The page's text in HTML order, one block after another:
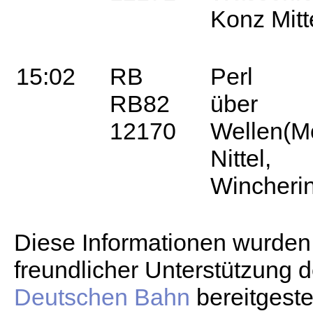
Konz
15:02
RB
RB82
12170
Perl
über
Nittel,
Diese Informationen
freundlicher Unterstützung
Deutschen Bahn